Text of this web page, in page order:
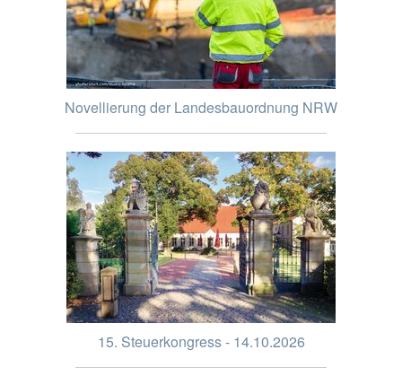
Novellierung der Landesbauordnung NRW
15. Steuerkongress - 14.10.2026